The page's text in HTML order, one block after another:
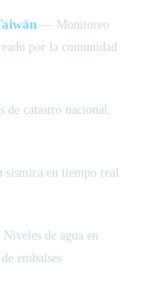
— Monitoreo
por la comunidad
catastro nacional,
en tiempo real
de agua en
embalses